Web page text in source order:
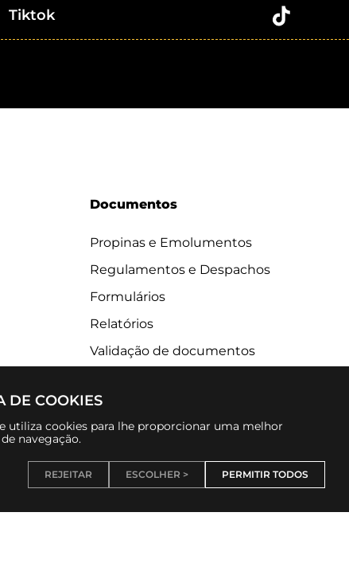
DE COOKIES
utiliza cookies para lhe proporcionar uma melhor
navegação.
REJEITAR ESCOLHER > PERMITIR TODOS
Tiktok
Documentos
Propinas e Emolumentos
Regulamentos e Despachos
Formulários
Relatórios
Validação de documentos